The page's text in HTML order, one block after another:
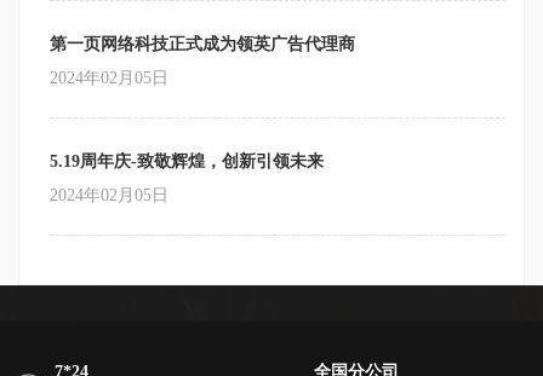
第一页网络科技正式成为领英广告代理商
2024年02月05日
5.19周年庆-致敬辉煌，创新引领未来
2024年02月05日
7*24 全国分公司